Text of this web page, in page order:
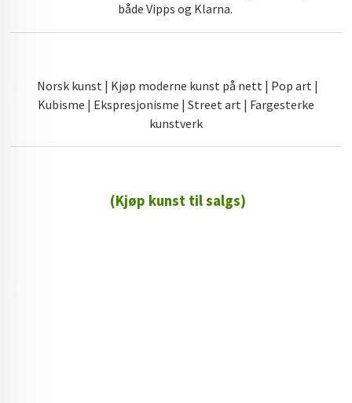
både Vipps og Klarna.
Norsk kunst | Kjøp moderne kunst på nett | Pop art |
Kubisme | Ekspresjonisme | Street art | Fargesterke
kunstverk
(Kjøp kunst til salgs)